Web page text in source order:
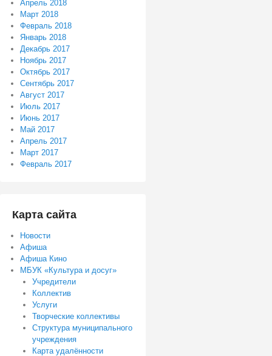
Апрель 2018
Март 2018
Февраль 2018
Январь 2018
Декабрь 2017
Ноябрь 2017
Октябрь 2017
Сентябрь 2017
Август 2017
Июль 2017
Июнь 2017
Май 2017
Апрель 2017
Март 2017
Февраль 2017
Карта сайта
Новости
Афиша
Афиша Кино
МБУК «Культура и досуг»
Учредители
Коллектив
Услуги
Творческие коллективы
Структура муниципального
учреждения
Карта удалённости